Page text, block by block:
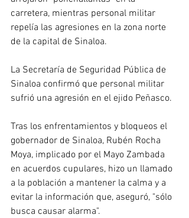
carretera, mientras personal militar
repelía las agresiones en la zona norte
de la capital de Sinaloa.
La Secretaría de Seguridad Pública de
Sinaloa confirmó que personal militar
sufrió una agresión en el ejido Peñasco.
Tras los enfrentamientos y bloqueos el
gobernador de Sinaloa, Rubén Rocha
Moya, implicado por el Mayo Zambada
en acuerdos cupulares, hizo un llamado
a la población a mantener la calma y a
evitar la información que, aseguró, "sólo
busca causar alarma".